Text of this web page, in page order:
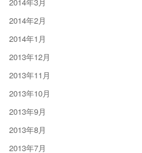
2014年2月
2014年1月
2013年12月
2013年11月
2013年10月
2013年9月
2013年8月
2013年7月